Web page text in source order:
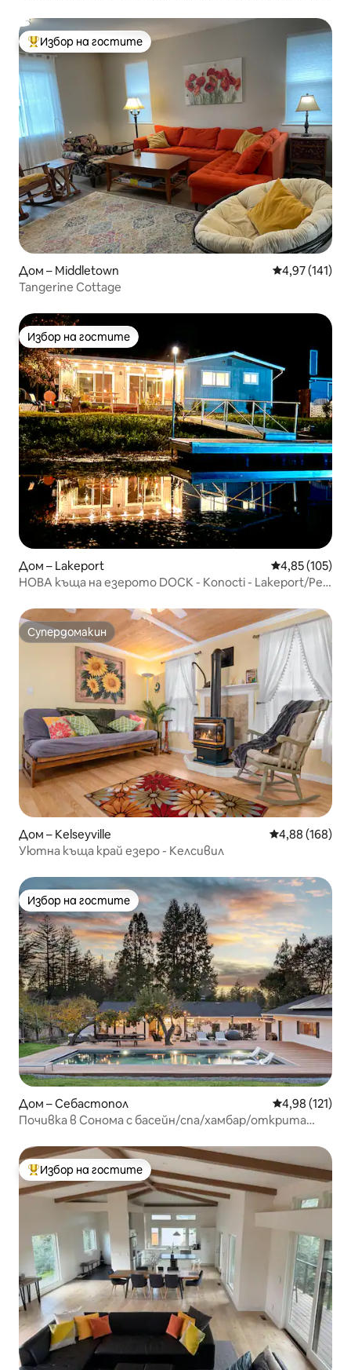
Най-популярен избор на гостите
Избор на гостите
Дом – Middletown Средна
4,97 (141)
Tangerine Cottage
Избор на гостите
Избор на гостите
Дом – Lakeport Средна
4,85 (105)
НОВА къща на езерото DOCK - Konocti - Lakeport/Pet
Супердомакин
Супердомакин
Дом – Kelseyville Средна
4,88 (168)
Уютна къща край езеро - Келсивил
Избор на гостите
Избор на гостите
Дом – Себастопол Средна
4,98 (121)
Почивка в Сонома с басейн/спа/хамбар/открита
Най-популярен избор на гостите
Избор на гостите